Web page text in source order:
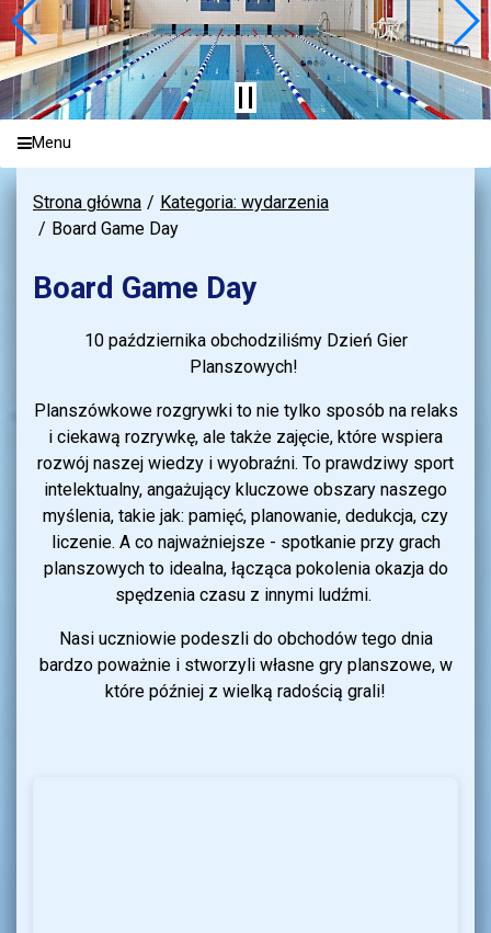
Menu
Strona główna
Kategoria: wydarzenia
Board Game Day
Board Game Day
10 października obchodziliśmy Dzień Gier
Planszowych!
Planszówkowe rozgrywki to nie tylko sposób na relaks
i ciekawą rozrywkę, ale także zajęcie, które wspiera
rozwój naszej wiedzy i wyobraźni. To prawdziwy sport
intelektualny, angażujący kluczowe obszary naszego
myślenia, takie jak: pamięć, planowanie, dedukcja, czy
liczenie. A co najważniejsze - spotkanie przy grach
planszowych to idealna, łącząca pokolenia okazja do
spędzenia czasu z innymi ludźmi.
Nasi uczniowie podeszli do obchodów tego dnia
bardzo poważnie i stworzyli własne gry planszowe, w
które później z wielką radością grali!